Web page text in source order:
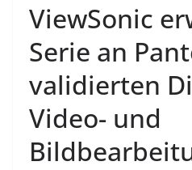
ViewSonic
Serie an
validierten
Video- und